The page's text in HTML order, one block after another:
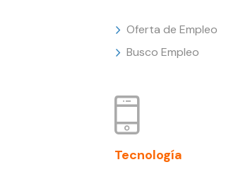
Oferta de Empleo
Busco Empleo
Tecnología